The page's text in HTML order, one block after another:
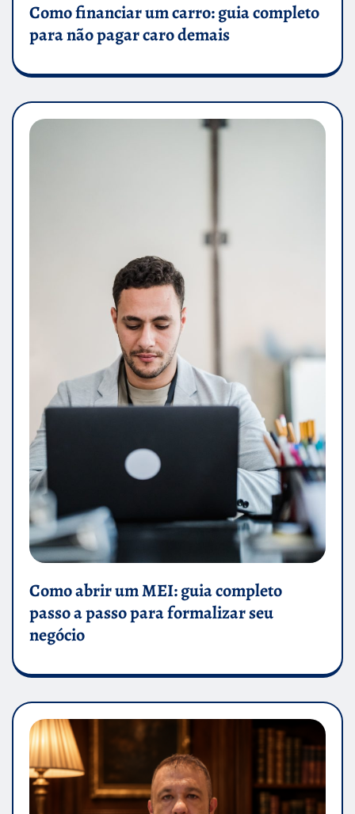
Como financiar um carro: guia completo
para não pagar caro demais
Como abrir um MEI: guia completo
passo a passo para formalizar seu
negócio